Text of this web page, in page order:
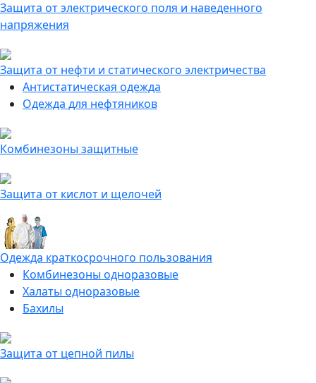
Защита от электрического поля и наведенного
напряжения
Защита от нефти и статического электричества
Антистатическая одежда
Одежда для нефтяников
Комбинезоны защитные
Защита от кислот и щелочей
Одежда краткосрочного пользования
Комбинезоны одноразовые
Халаты одноразовые
Бахилы
Защита от цепной пилы